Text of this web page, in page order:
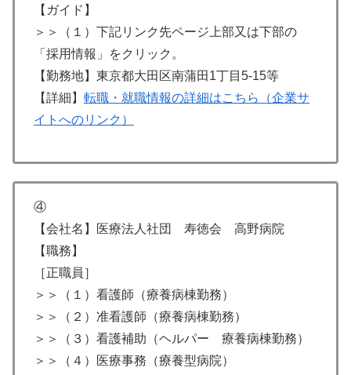
【ガイド】
＞＞（１）下記リンク先ページ上部又は下部の
「採用情報」をクリック。
【勤務地】東京都大田区南蒲田1丁目5-15等
【詳細】 転職・就職情報の詳細はこちら（企業サ
イトへのリンク）
④
【会社名】医療法人社団 寿徳会 高野病院
【職務】
［正職員］
＞＞（１）看護師（療養病棟勤務）
＞＞（２）准看護師（療養病棟勤務）
＞＞（３）看護補助（ヘルパー 療養病棟勤務）
＞＞（４）医療事務（療養型病院）